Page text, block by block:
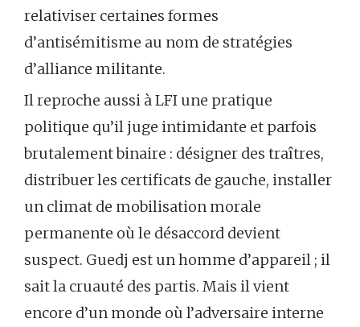
relativiser certaines formes
d’antisémitisme au nom de stratégies
d’alliance militante.
Il reproche aussi à LFI une pratique
politique qu’il juge intimidante et parfois
brutalement binaire : désigner des traîtres,
distribuer les certificats de gauche, installer
un climat de mobilisation morale
permanente où le désaccord devient
suspect. Guedj est un homme d’appareil ; il
sait la cruauté des partis. Mais il vient
encore d’un monde où l’adversaire interne